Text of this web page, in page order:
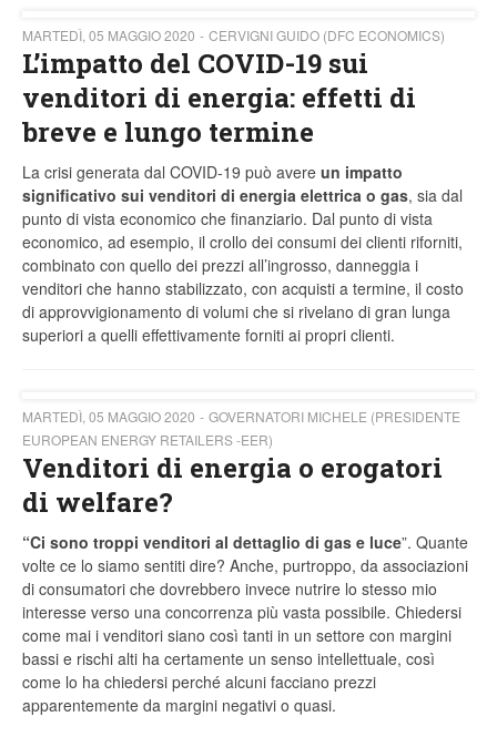
MARTEDÌ, 05 MAGGIO 2020 CERVIGNI GUIDO (DFC ECONOMICS)
L’impatto del COVID-19 sui
venditori di energia: effetti di
breve e lungo termine
La crisi generata dal COVID-19 può avere un impatto
significativo sui venditori di energia elettrica o gas, sia dal
punto di vista economico che finanziario. Dal punto di vista
economico, ad esempio, il crollo dei consumi dei clienti riforniti,
combinato con quello dei prezzi all’ingrosso, danneggia i
venditori che hanno stabilizzato, con acquisti a termine, il costo
di approvvigionamento di volumi che si rivelano di gran lunga
superiori a quelli effettivamente forniti ai propri clienti.
MARTEDÌ, 05 MAGGIO 2020
GOVERNATORI MICHELE (PRESIDENTE
EUROPEAN ENERGY RETAILERS -EER)
Venditori di energia o erogatori
di welfare?
“Ci sono troppi venditori al dettaglio di gas e luce”. Quante
volte ce lo siamo sentiti dire? Anche, purtroppo, da associazioni
di consumatori che dovrebbero invece nutrire lo stesso mio
interesse verso una concorrenza più vasta possibile. Chiedersi
come mai i venditori siano così tanti in un settore con margini
bassi e rischi alti ha certamente un senso intellettuale, così
come lo ha chiedersi perché alcuni facciano prezzi
apparentemente da margini negativi o quasi.